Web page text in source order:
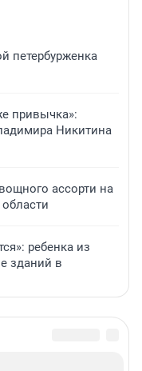
петербурженка
привычка»:
Никитина
ассорти на
ребенка из
зданий в